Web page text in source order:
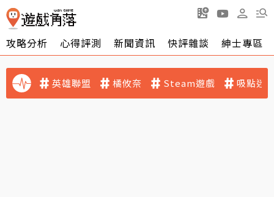
攻略分析 心得評測 新聞資訊 快評雜談 紳士專區
英雄聯盟 橘攸奈 Steam遊戲 吸點迷